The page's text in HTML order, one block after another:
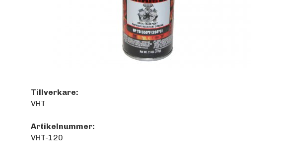
Tillverkare:
VHT
Artikelnummer:
VHT-120